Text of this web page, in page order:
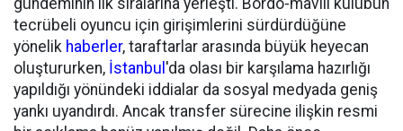
gündeminin ilk sıralarına yerleşti. Bordo-mavili kulübün
tecrübeli oyuncu için girişimlerini sürdürdüğüne
yönelik haberler, taraftarlar arasında büyük heyecan
oluştururken, İstanbul 'da olası bir karşılama hazırlığı
yapıldığı yönündeki iddialar da sosyal medyada geniş
yankı uyandırdı. Ancak transfer sürecine ilişkin resmi